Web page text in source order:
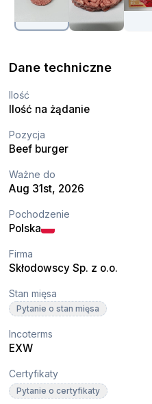
Dane techniczne
Ilość
Ilość na żądanie
Pozycja
Beef burger
Ważne do
Aug 31st, 2026
Pochodzenie
Polska
Firma
Skłodowscy Sp. z o.o.
Stan mięsa
Pytanie o stan mięsa
Incoterms
EXW
Certyfikaty
Pytanie o certyfikaty